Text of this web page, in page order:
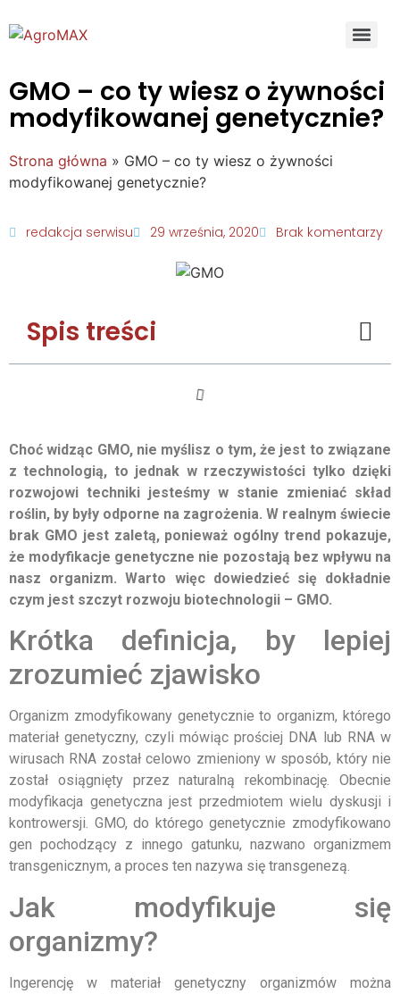
GMO – co ty wiesz o żywności
modyfikowanej genetycznie?
Strona główna » GMO – co ty wiesz o żywności
modyfikowanej genetycznie?
redakcja serwisu 29 września, 2020 Brak komentarzy
Spis treści
Choć widząc GMO, nie myślisz o tym, że jest to związane
z technologią, to jednak w rzeczywistości tylko dzięki
rozwojowi techniki jesteśmy w stanie zmieniać skład
roślin, by były odporne na zagrożenia. W realnym świecie
brak GMO jest zaletą, ponieważ ogólny trend pokazuje,
że modyfikacje genetyczne nie pozostają bez wpływu na
nasz organizm. Warto więc dowiedzieć się dokładnie
czym jest szczyt rozwoju biotechnologii – GMO.
Krótka definicja, by lepiej
zrozumieć zjawisko
Organizm zmodyfikowany genetycznie to organizm, którego
materiał genetyczny, czyli mówiąc prościej DNA lub RNA w
wirusach RNA został celowo zmieniony w sposób, który nie
został osiągnięty przez naturalną rekombinację. Obecnie
modyfikacja genetyczna jest przedmiotem wielu dyskusji i
kontrowersji. GMO, do którego genetycznie zmodyfikowano
gen pochodzący z innego gatunku, nazwano organizmem
transgenicznym, a proces ten nazywa się transgenezą.
Jak modyfikuje się
organizmy?
Ingerencję w materiał genetyczny organizmów można